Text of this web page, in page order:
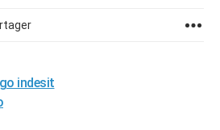
indesit